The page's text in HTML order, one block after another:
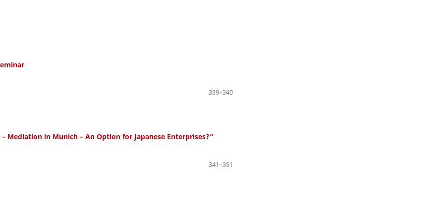
339–340
Mediation in Munich – An Option for Japanese Enterprises?“
341–351